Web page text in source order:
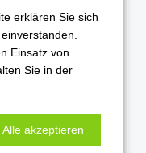
erklären Sie sich
Einsatz von
Sie in der
Alle akzeptieren